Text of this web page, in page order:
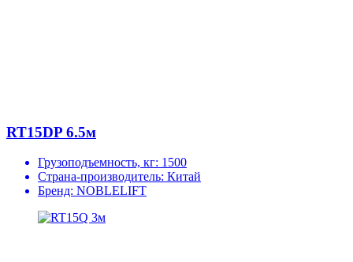
RT15DP 6.5м
Грузоподъемность, кг: 1500
Страна-производитель: Китай
Бренд: NOBLELIFT